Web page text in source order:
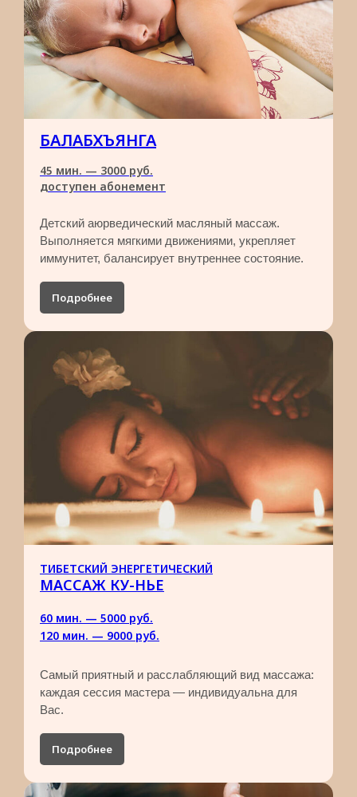
БАЛАБХЪЯНГА
45 мин. — 3000 руб.
доступен абонемент
Детский аюрведический масляный массаж.
Выполняется мягкими движениями, укрепляет
иммунитет, балансирует внутреннее состояние.
Подробнее
ТИБЕТСКИЙ ЭНЕРГЕТИЧЕСКИЙ
МАССАЖ КУ-НЬЕ
60 мин. — 5000 руб.​
120 мин. — 9000 руб.
Самый приятный и расслабляющий вид массажа:
каждая сессия мастера — индивидуальна для
Вас.
Подробнее